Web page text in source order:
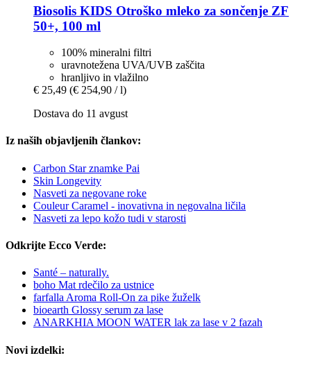
Biosolis KIDS Otroško mleko za sončenje ZF
50+, 100 ml
100% mineralni filtri
uravnotežena UVA/UVB zaščita
hranljivo in vlažilno
€ 25,49 (€ 254,90 / l)
Dostava do 11 avgust
Iz naših objavljenih člankov:
Carbon Star znamke Pai
Skin Longevity
Nasveti za negovane roke
Couleur Caramel - inovativna in negovalna ličila
Nasveti za lepo kožo tudi v starosti
Odkrijte Ecco Verde:
Santé – naturally.
boho Mat rdečilo za ustnice
farfalla Aroma Roll-On za pike žuželk
bioearth Glossy serum za lase
ANARKHIA MOON WATER lak za lase v 2 fazah
Novi izdelki: